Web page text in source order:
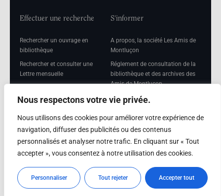
Nous respectons votre vie privée.
Nous utilisons des cookies pour améliorer votre expérience de
navigation, diffuser des publicités ou des contenus
personnalisés et analyser notre trafic. En cliquant sur « Tout
accepter », vous consentez à notre utilisation des cookies.
Personnaliser Tout rejeter Accepter tout
Effectuer une recherche
Rechercher un ouvrage en
bibliothèque
Rechercher et consulter une
Lettre mensuelle
mensuelle
S'informer
A propos, la société Les Amis de
Montluçon
Réglement de consultation de la
bibliothèque et des archives des
Amis de Montluçon
Mentions légales
Adhérer